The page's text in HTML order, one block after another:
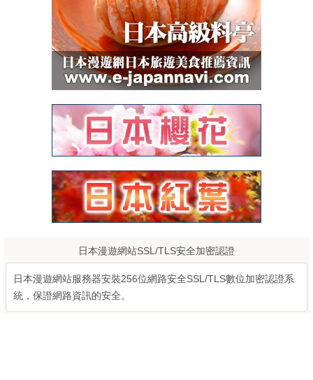
日本漫遊網站SSL/TLS安全加密認證
日本漫遊網站服務器安裝256位網路安全SSL/TLS數位加密認證系
統，保證網路資訊的安全。